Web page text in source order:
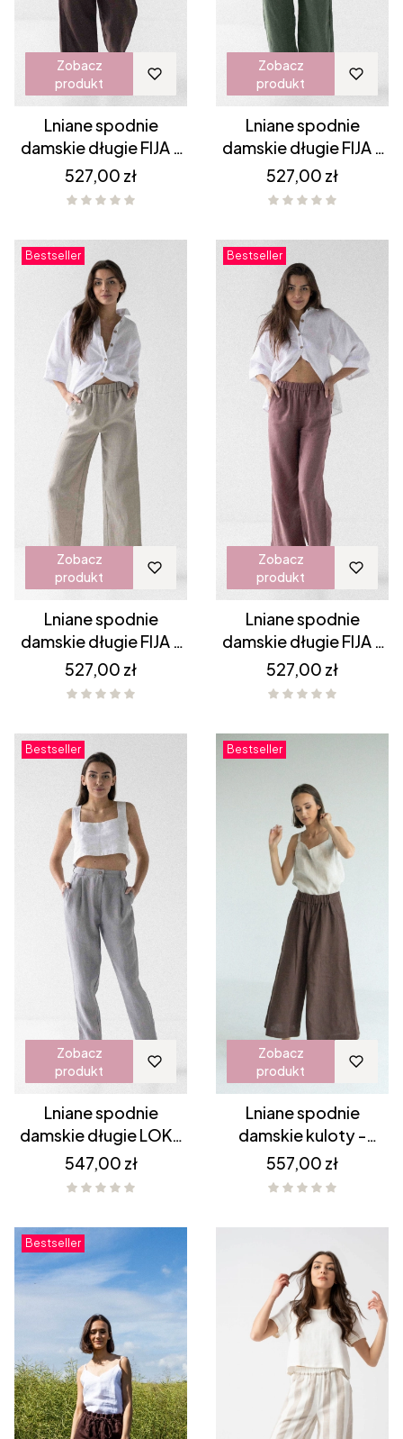
Zobacz
produkt
Lniane spodnie
damskie długie FIJA -
CZEKOLADOWY BRĄZ
Cena
527,00 zł
Zobacz
produkt
Lniane spodnie
damskie długie FIJA -
KHAKI
Cena
527,00 zł
Bestseller
Zobacz
produkt
Lniane spodnie
damskie długie FIJA -
NATURALNE
Cena
527,00 zł
Bestseller
Zobacz
produkt
Lniane spodnie
damskie długie FIJA -
WRZOSOWY RÓŻ
Cena
527,00 zł
Bestseller
Zobacz
produkt
Lniane spodnie
damskie długie LOKA
- SZARE
Cena
547,00 zł
Bestseller
Zobacz
produkt
Lniane spodnie
damskie kuloty -
CZEKOLADOWY BRĄZ
Cena
557,00 zł
Bestseller